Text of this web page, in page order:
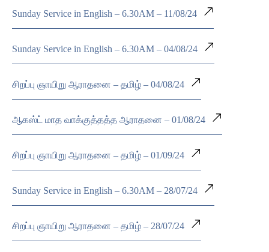
Sunday Service in English – 6.30AM – 11/08/24
Sunday Service in English – 6.30AM – 04/08/24
சிறப்பு ஞாயிறு ஆராதனை – தமிழ் – 04/08/24
ஆகஸ்ட் மாத வாக்குத்தத்த ஆராதனை – 01/08/24
சிறப்பு ஞாயிறு ஆராதனை – தமிழ் – 01/09/24
Sunday Service in English – 6.30AM – 28/07/24
சிறப்பு ஞாயிறு ஆராதனை – தமிழ் – 28/07/24